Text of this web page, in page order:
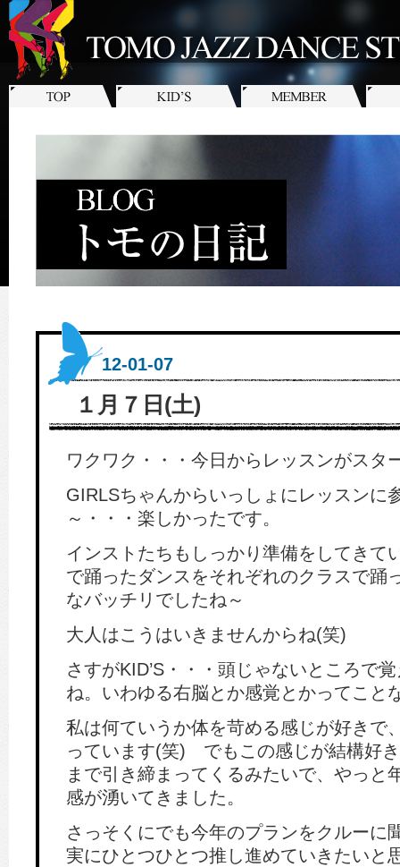
12-01-07
１月７日(土)
ワクワク・・・今日からレッスンがスタ
GIRLSちゃんからいっしょにレッスンに
～・・・楽しかったです。
インストたちもしっかり準備をしてき
で踊ったダンスをそれぞれのクラスで踊
なバッチリでしたね～
大人はこうはいきませんからね(笑)
さすがKID’S・・・頭じゃないところで
ね。いわゆる右脳とか感覚とかってこと
私は何ていうか体を苛める感じが好きで
っています(笑) でもこの感じが結構好
まで引き締まってくるみたいで、やっと
感が湧いてきました。
さっそくにでも今年のプランをクルーに
実にひとつひとつ推し進めていきたいと